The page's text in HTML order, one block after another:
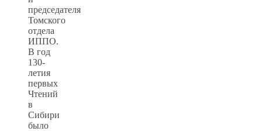
председателя
Томского
отдела
ИППО.
В год
130-
летия
первых
Чтений
в
Сибири
было